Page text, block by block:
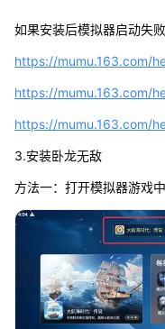
如果安装后模拟器启动失
https://mumu.163.com/
https://mumu.163.com/
https://mumu.163.com/
3.安装卧龙无敌
方法一：打开模拟器游戏